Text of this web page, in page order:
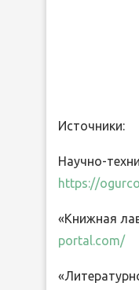
Источники:
Научно-
https://
«Книжная
portal.com/